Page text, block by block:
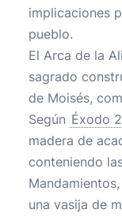
implicaciones
pueblo.
El Arca de la
sagrado
de Moisés,
Según Éxodo
madera de
conteniendo
una vasija de